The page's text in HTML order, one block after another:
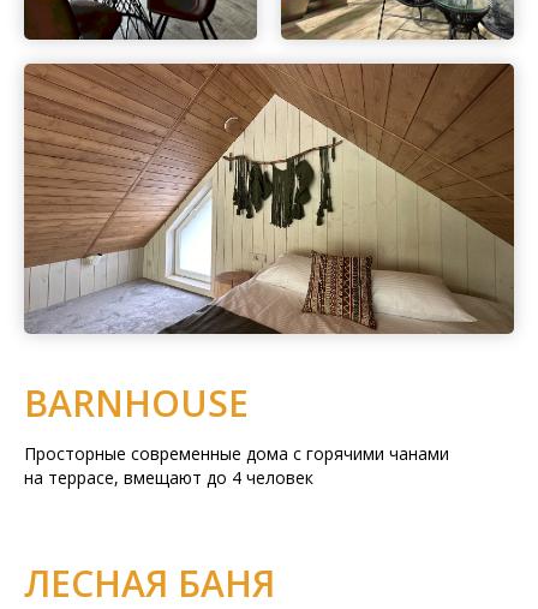
BARNHOUSE
Просторные современные дома с горячими чанами
на террасе, вмещают до 4 человек
ЛЕСНАЯ БАНЯ